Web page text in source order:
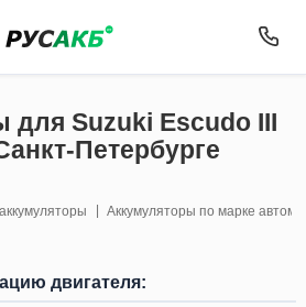
для Suzuki Escudo III
Петербурге
Аккумуляторы по марке
двигателя: